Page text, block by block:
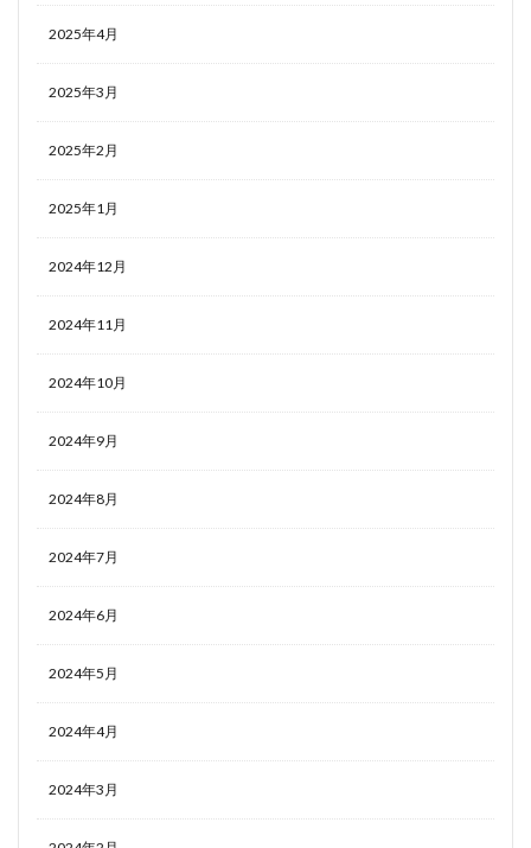
2025年4月
2025年3月
2025年2月
2025年1月
2024年12月
2024年11月
2024年10月
2024年9月
2024年8月
2024年7月
2024年6月
2024年5月
2024年4月
2024年3月